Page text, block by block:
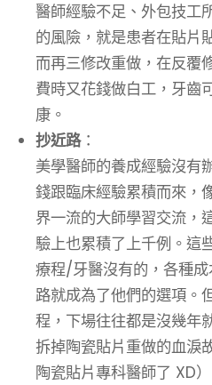
醫師經驗不足、外包技工
的風險，就是患者在貼片
而再三修改重做，在反覆
費時又花錢做白工，牙齒
康。
抄近路：
美學醫師的養成經驗沒有
錢跟臨床經驗累積而來，
界一流的大師學習交流，
驗上也累積了上千例。這
療程/牙醫沒有的，各種
路就成為了他們的選項。
程，下場往往都是沒幾年
拆掉陶瓷貼片重做的血淚
陶瓷貼片專科醫師了 XD）